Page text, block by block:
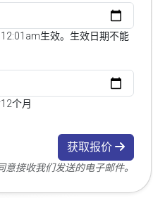
生效。生效日期不能
个月
获取报价
接收我们发送的电子邮件。